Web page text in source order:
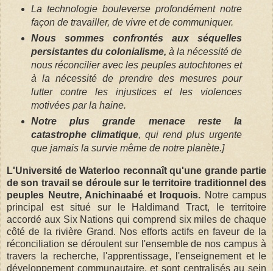
La technologie bouleverse profondément notre
façon de travailler, de vivre et de communiquer.
Nous sommes confrontés aux séquelles
persistantes du colonialisme, à la nécessité de
nous réconcilier avec les peuples autochtones et
à la nécessité de prendre des mesures pour
lutter contre les injustices et les violences
motivées par la haine.
Notre plus grande menace reste la
catastrophe climatique, qui rend plus urgente
que jamais la survie même de notre planète.]
L'Université de Waterloo reconnaît qu'une grande partie
de son travail se déroule sur le territoire traditionnel des
peuples Neutre, Anichinaabé et Iroquois. Notre campus
principal est situé sur le Haldimand Tract, le territoire
accordé aux Six Nations qui comprend six miles de chaque
côté de la rivière Grand. Nos efforts actifs en faveur de la
réconciliation se déroulent sur l'ensemble de nos campus à
travers la recherche, l'apprentissage, l'enseignement et le
développement communautaire, et sont centralisés au sein